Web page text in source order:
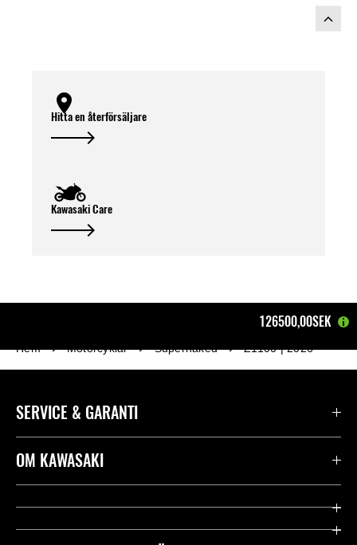
Hitta en återförsäljare
Kawasaki Care
126500,00SEK
Hem Motorcyklar Supernaked Z1100 | 2026
SERVICE & GARANTI
Kontakta oss
Användbara länkar
OM KAWASAKI
Företag